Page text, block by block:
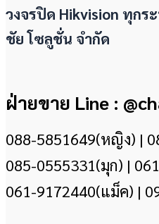
วงจรปิด Hikvision ทุกร
ชัย โซลูชั่น จำกัด
ฝ่ายขาย Line :
088-5851649(หญิง) |
085-0555331(มุก) |
061-9172440(แม็ค) |